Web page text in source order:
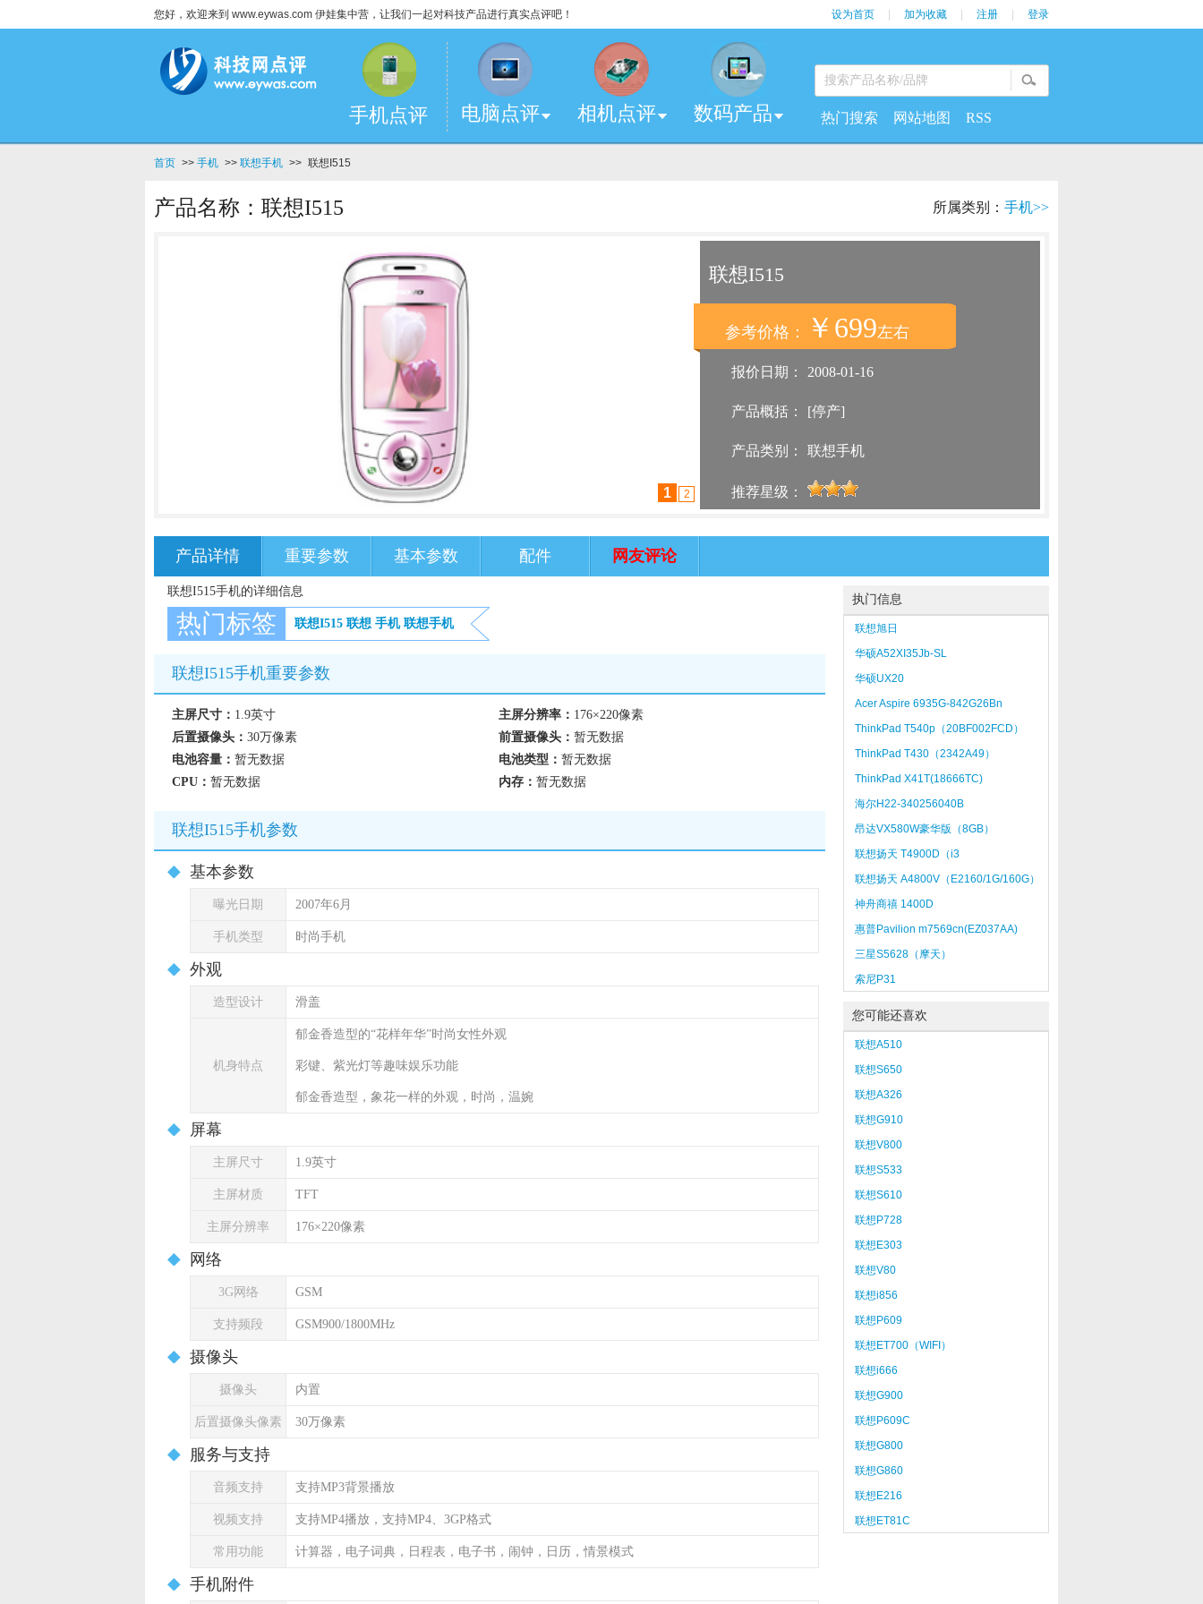
您好，欢迎来到 www.eywas.com 伊娃集中营，让我们一起对科技产品进行真实点评吧！ 设为首页 加为收藏 注册 登录
手机点评 电脑点评 相机点评 数码产品 热门搜索 网站地图 RSS
首页 >> 手机 >> 联想手机 >> 联想I515
产品名称：联想I515 所属类别： 手机>>
1 2
联想I515
参考价格： ￥699左右
报价日期： 2008-01-16
产品概括： [停产]
产品类别： 联想手机
推荐星级：
产品详情 重要参数 基本参数 配件 网友评论
联想I515手机的详细信息
热门标签 联想I515 联想 手机 联想手机
联想I515手机重要参数
主屏尺寸： 1.9英寸 主屏分辨率： 176×220像素
后置摄像头： 30万像素 前置摄像头： 暂无数据
电池容量： 暂无数据 电池类型： 暂无数据
CPU： 暂无数据 内存： 暂无数据
联想I515手机参数
基本参数
曝光日期 2007年6月
手机类型 时尚手机
外观
造型设计 滑盖
机身特点
郁金香造型的“花样年华”时尚女性外观
彩键、紫光灯等趣味娱乐功能
郁金香造型，象花一样的外观，时尚，温婉
屏幕
主屏尺寸 1.9英寸
主屏材质 TFT
主屏分辨率 176×220像素
网络
3G网络 GSM
支持频段 GSM900/1800MHz
摄像头
摄像头 内置
后置摄像头像素 30万像素
服务与支持
音频支持 支持MP3背景播放
视频支持 支持MP4播放，支持MP4、3GP格式
常用功能 计算器，电子词典，日程表，电子书，闹钟，日历，情景模式
手机附件
执门信息
联想旭日
410AT5500X41024120BXW3b
华硕A52XI35Jb-SL
华硕UX20
Acer Aspire 6935G-842G26Bn
ThinkPad T540p（20BF002FCD）
ThinkPad T430（2342A49）
ThinkPad X41T(18666TC)
海尔H22-340256040B
昂达VX580W豪华版（8GB）
联想扬天 T4900D（i3
3240/4GB/1TB）
联想扬天 A4800V（E2160/1G/160G）
神舟商禧 1400D
惠普Pavilion m7569cn(EZ037AA)
三星S5628（摩天）
索尼P31
您可能还喜欢
联想A510
联想S650
联想A326
联想G910
联想V800
联想S533
联想S610
联想P728
联想E303
联想V80
联想i856
联想P609
联想ET700（WIFI）
联想i666
联想G900
联想P609C
联想G800
联想G860
联想E216
联想ET81C